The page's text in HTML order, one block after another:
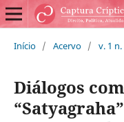
Início / Acervo / v. 1
Diálogos